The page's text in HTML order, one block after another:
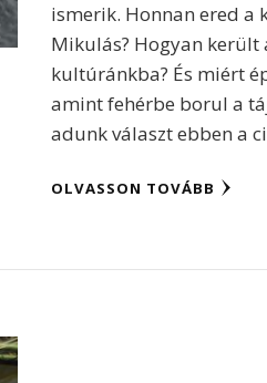
ismerik. Honnan ered a
Mikulás? Hogyan
kultúránkba? És miért
amint fehérbe borul a
adunk választ ebben a
OLVASSON TOVÁBB